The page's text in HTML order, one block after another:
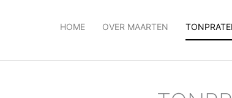
HOME OVER MAARTEN